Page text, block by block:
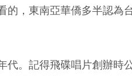
，東南亞華僑多半認為
。記得飛碟唱片創辦時